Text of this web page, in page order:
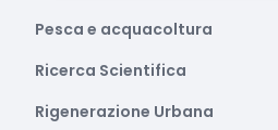
Pesca e acquacoltura
Ricerca Scientifica
Rigenerazione Urbana